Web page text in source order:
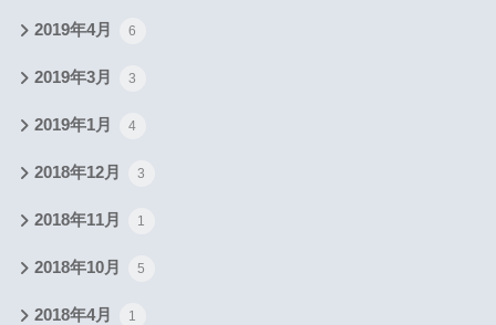
2019年4月 6
2019年3月 3
2019年1月 4
2018年12月 3
2018年11月 1
2018年10月 5
2018年4月 1